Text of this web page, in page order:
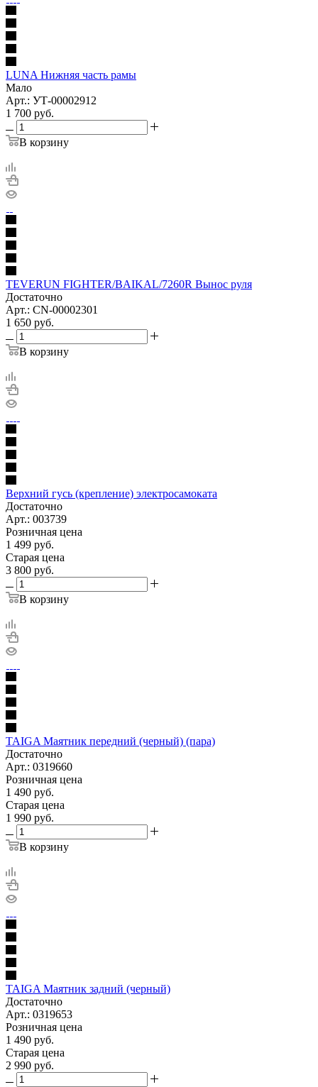
LUNA Нижняя часть рамы
Мало
Арт.: УТ-00002912
1 700 руб.
В корзину
TEVERUN FIGHTER/BAIKAL/7260R Вынос руля
Достаточно
Арт.: CN-00002301
1 650 руб.
В корзину
Верхний гусь (крепление) электросамоката
Достаточно
Арт.: 003739
Розничная цена
1 499 руб.
Старая цена
3 800 руб.
В корзину
TAIGA Маятник передний (черный) (пара)
Достаточно
Арт.: 0319660
Розничная цена
1 490 руб.
Старая цена
1 990 руб.
В корзину
TAIGA Маятник задний (черный)
Достаточно
Арт.: 0319653
Розничная цена
1 490 руб.
Старая цена
2 990 руб.